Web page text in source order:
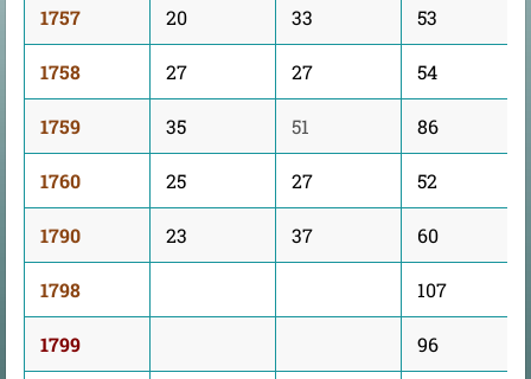
1757 20 33 53
1758 27 27 54
1759 35 51 86
1760 25 27 52
1790 23 37 60
1798 107
1799 96